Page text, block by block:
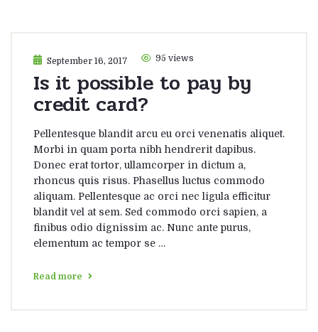
September 16, 2017 95 views
Is it possible to pay by
credit card?
Pellentesque blandit arcu eu orci venenatis aliquet.
Morbi in quam porta nibh hendrerit dapibus.
Donec erat tortor, ullamcorper in dictum a,
rhoncus quis risus. Phasellus luctus commodo
aliquam. Pellentesque ac orci nec ligula efficitur
blandit vel at sem. Sed commodo orci sapien, a
finibus odio dignissim ac. Nunc ante purus,
elementum ac tempor se …
Read more